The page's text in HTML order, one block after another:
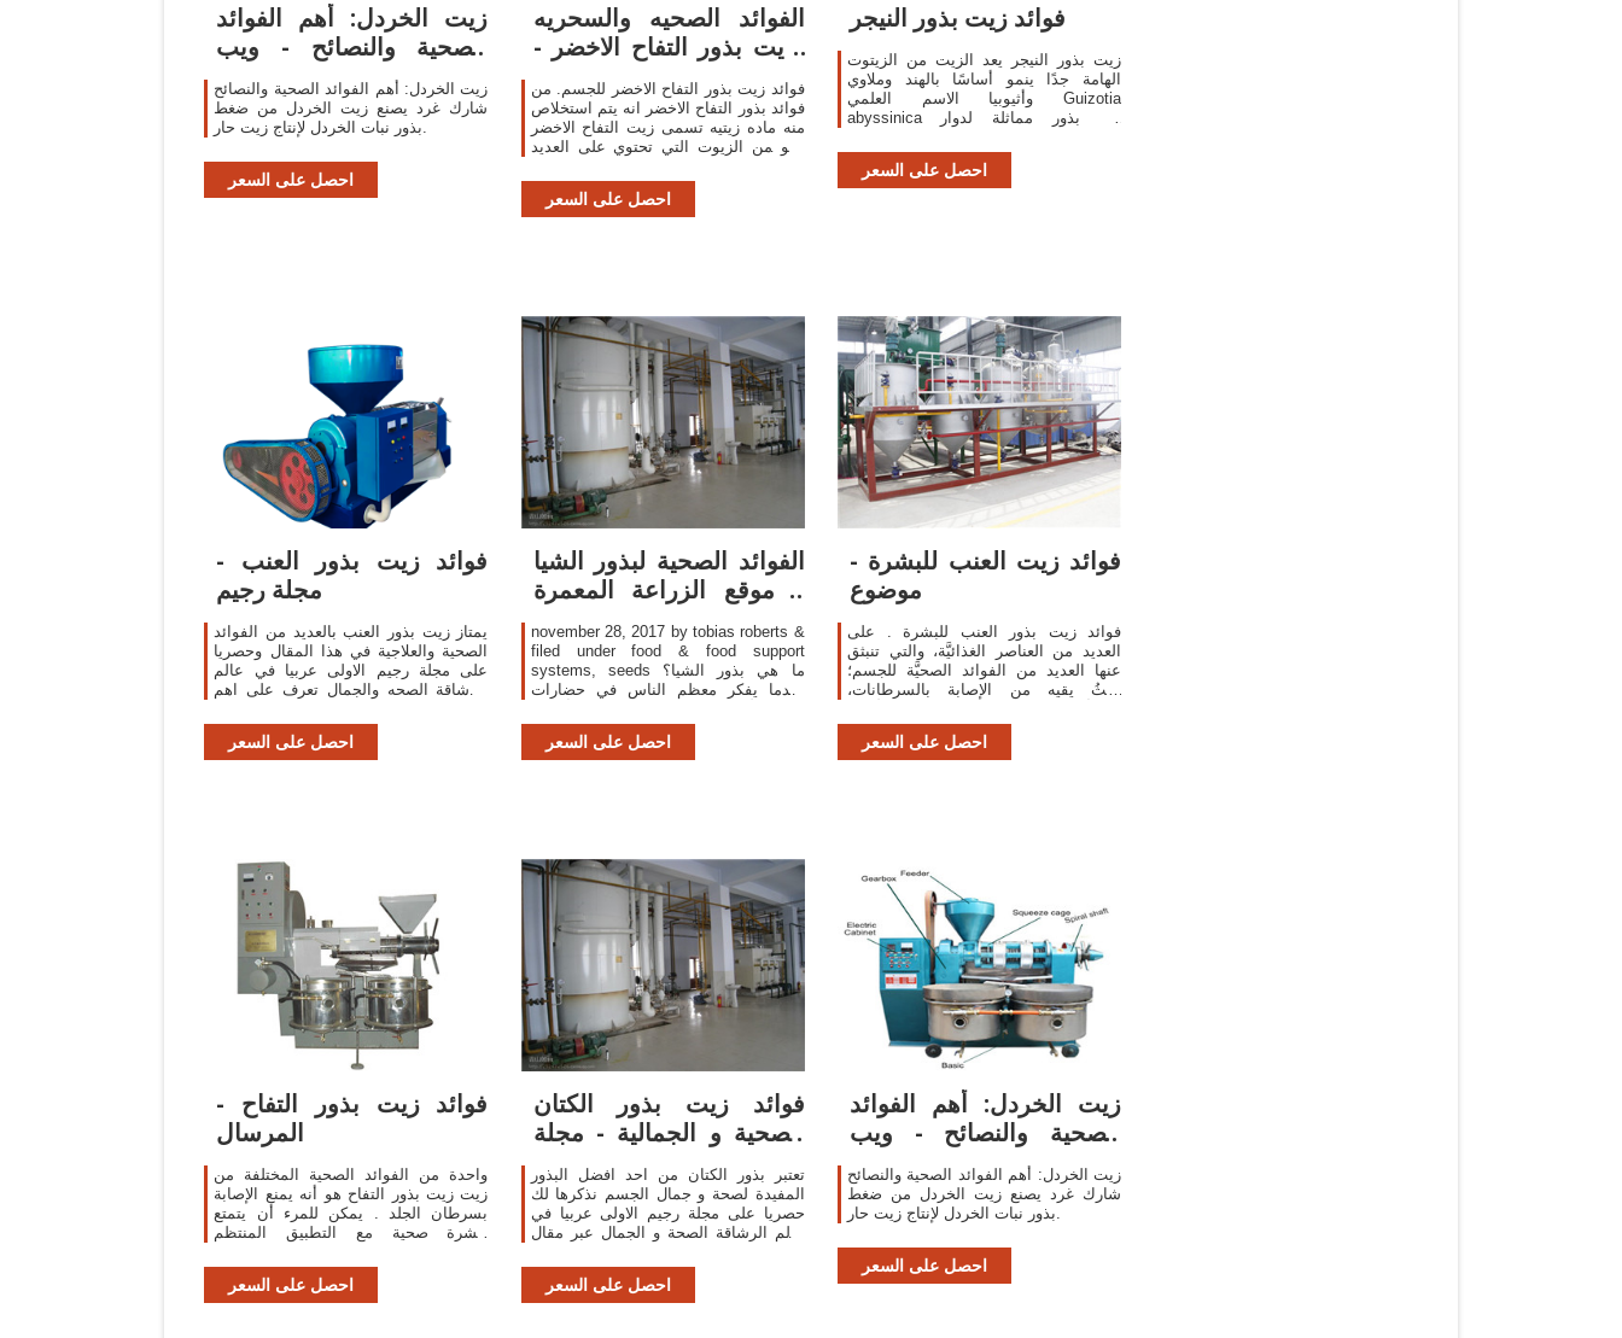
زيت الخردل: أهم الفوائد
الصحية والنصائح - ويب
طب
زيت الخردل: أهم الفوائد الصحية والنصائح
شارك غرد يصنع زيت الخردل من ضغط
بذور نبات الخردل لإنتاج زيت حار.
احصل على السعر
الفوائد الصحيه والسحريه
لزيت بذور التفاح الاخضر -
صحي و مفيد
فوائد زيت بذور التفاح الاخضر للجسم. من
فوائد بذور التفاح الاخضر انه يتم استخلاص
منه ماده زيتيه تسمى زيت التفاح الاخضر
وهو من الزيوت التي تحتوي على العديد
الخواص الفعاله للبشره والتي
احصل على السعر
فوائد زيت بذور النيجر
زيت بذور النيجر يعد الزيت من الزيتوت
الهامة جدًا ينمو أساسًا بالهند وملاوي
وأثيوبيا الاسم العلمي Guizotia
abyssinica هي بذور مماثلة لدوار
النبات 35% من الزيت لذلك هو من
الزيوت غير المكلفة التي
احصل على السعر
فوائد زيت بذور العنب -
مجلة رجيم
يمتاز زيت بذور العنب بالعديد من الفوائد
الصحية والعلاجية في هذا المقال وحصريا
على مجلة رجيم الاولى عربيا في عالم
الرشاقة الصحه والجمال تعرف على اهم
محتويات1 العنب2 الفوائد
احصل على السعر
الفوائد الصحية لبذور الشيا
– موقع الزراعة المعمرة
النسخة
november 28, 2017 by tobias roberts &
filed under food & food support
systems, seeds ما هي بذور الشيا؟
عندما يفكر معظم الناس في حضارات
الوسطى، تجدنا نفكر تلقائيا بنباتات الذرة
والفاصوليا كغذاء رئيسي لديهم ولا
احصل على السعر
فوائد زيت العنب للبشرة -
موضوع
فوائد زيت بذور العنب للبشرة . على
العديد من العناصر الغذائيَّة، والتي تنبثق
عنها العديد من الفوائد الصحيَّة للجسم؛
حيثُ يقيه من الإصابة بالسرطانات،
احصل على السعر
فوائد زيت بذور التفاح -
المرسال
واحدة من الفوائد الصحية المختلفة من
زيت زيت بذور التفاح هو أنه يمنع الإصابة
بسرطان الجلد . يمكن للمرء أن يتمتع
ببشرة صحية مع التطبيق المنتظم
احصل على السعر
فوائد زيت بذور الكتان
الصحية و الجمالية - مجلة
رجيم
تعتبر بذور الكتان من احد افضل البذور
المفيدة لصحة و جمال الجسم نذكرها لك
حصريا على مجلة رجيم الاولى عربيا في
عالم الرشاقة الصحة و الجمال عبر مقال
احصل على السعر
زيت الخردل: أهم الفوائد
الصحية والنصائح - ويب
طب
زيت الخردل: أهم الفوائد الصحية والنصائح
شارك غرد يصنع زيت الخردل من ضغط
بذور نبات الخردل لإنتاج زيت حار.
احصل على السعر